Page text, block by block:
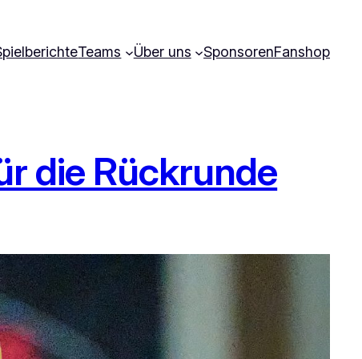
Teams Über uns SponsorenFanshop
die Rückrunde